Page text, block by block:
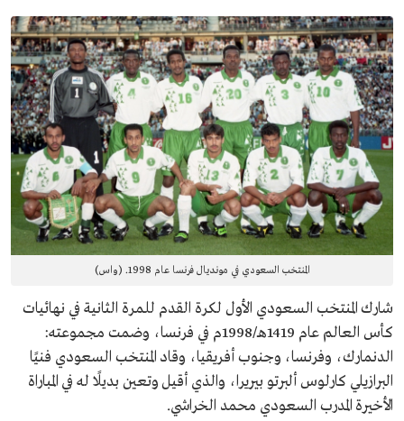
المنتخب السعودي في مونديال فرنسا عام 1998. (واس)
شارك المنتخب السعودي الأول لكرة القدم للمرة الثانية في نهائيات
كأس العالم عام 1419هـ/1998م في فرنسا، وضمت مجموعته:
الدنمارك، وفرنسا، وجنوب أفريقيا، وقاد المنتخب السعودي فنيًا
البرازيلي كارلوس ألبرتو بيريرا، والذي أقيل وتعين بديلًا له في المباراة
الأخيرة المدرب السعودي محمد الخراشي.